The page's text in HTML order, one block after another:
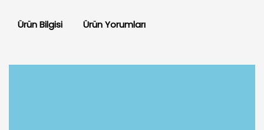
Ürün Bilgisi Ürün Yorumları